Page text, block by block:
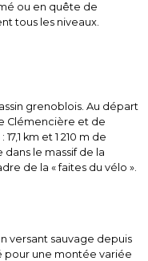
ou en quête de
tous les niveaux.
grenoblois. Au départ
Clémencière et de
km et 1 210 m de
le massif de la
de la « faites du vélo ».
versant sauvage depuis
pour une montée variée